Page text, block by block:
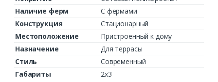
Комментарий к заказу
Наличие ферм
С фермами
Конструкция
Стационарный
Местоположение
Пристроенный к дому
Назначение
Для террасы
Стиль
Современный
Габариты
2х3